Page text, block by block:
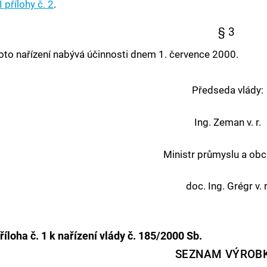
přílohy č. 2.
§ 3
nařízení nabývá účinnosti dnem 1. července 2000.
Předseda vlády:
Ing. Zeman v. r.
Ministr průmyslu a
doc. Ing. Grégr v.
č. 1 k nařízení vlády č. 185/2000 Sb.
SEZNAM